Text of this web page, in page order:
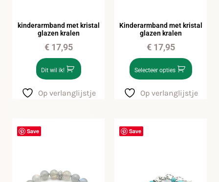
kinderarmband met kristal
glazen kralen
€17,95
Dit wil ik!
Op verlanglijstje
Kinderarmband met kristal
glazen kralen
€17,95
Selecteer opties
Op verlanglijstje
Save Save